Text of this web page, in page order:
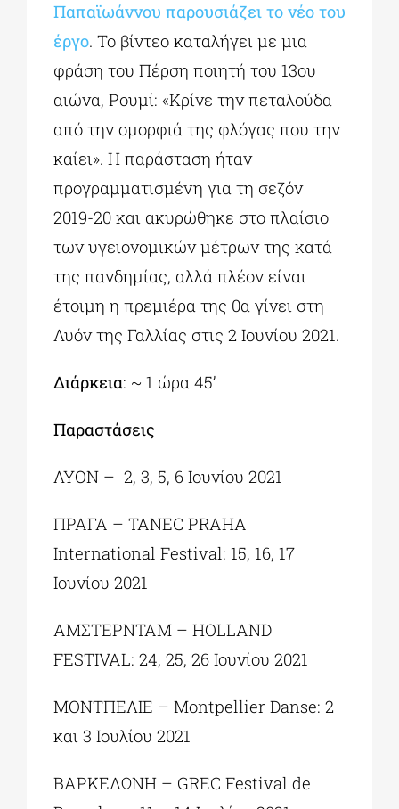
Παπαϊωάννου παρουσιάζει το νέο του
έργο. Το βίντεο καταλήγει με μια
φράση του Πέρση ποιητή του 13ου
αιώνα, Ρουμί: «Κρίνε την πεταλούδα
από την ομορφιά της φλόγας που την
καίει». Η παράσταση ήταν
προγραμματισμένη για τη σεζόν
2019-20 και ακυρώθηκε στο πλαίσιο
των υγειονομικών μέτρων της κατά
της πανδημίας, αλλά πλέον είναι
έτοιμη η πρεμιέρα της θα γίνει στη
Λυόν της Γαλλίας στις 2 Ιουνίου 2021.
Διάρκεια: ~ 1 ώρα 45’
Παραστάσεις
ΛΥΟΝ – 2, 3, 5, 6 Ιουνίου 2021
ΠΡΑΓΑ – TANEC PRAHA
International Festival: 15, 16, 17
Ιουνίου 2021
ΑΜΣΤΕΡΝΤΑΜ – HOLLAND
FESTIVAL: 24, 25, 26 Ιουνίου 2021
ΜΟΝΤΠΕΛΙΕ – Montpellier Danse: 2
και 3 Ιουλίου 2021
ΒΑΡΚΕΛΩΝΗ – GREC Festival de